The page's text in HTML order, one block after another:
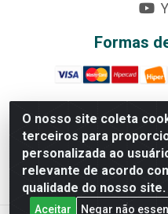
O nosso site coleta
terceiros para
personalizada ao
relevante de acordo
qualidade do nosso site.
Aceitar Negar não
Formas
Rede Brasil - Avenida
Américas II Etapa -